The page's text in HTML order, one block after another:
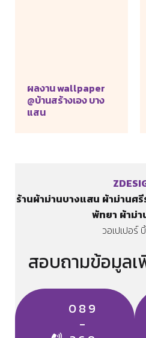
ผลงาน wallpaper
@บ้านสร้างเอง บาง
แสน
ร้านผ้าม่านบางแสน ผ้าม่านศรี
พัทยา ผ้าม่า
วอเปเปอร์
สอบถามข้อมูลเ
089
-